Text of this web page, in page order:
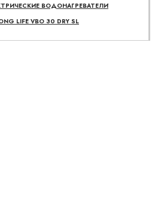
ВОДОНАГРЕВАТЕЛИ
LIFE VBO 30 DRY SL